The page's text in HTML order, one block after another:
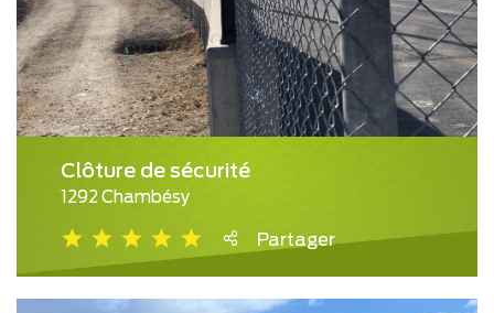
Clôture de sécurité
1292 Chambésy
Partager